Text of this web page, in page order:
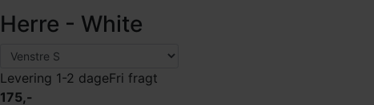
Herre - White
Levering 1-2 dageFri fragt
175,-